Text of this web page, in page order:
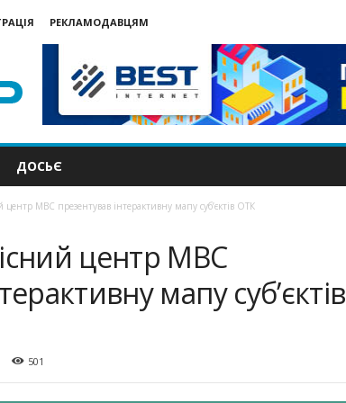
РЕКЛАМОДАВЦЯМ
ДОСЬЄ
центр МВС презентував інтерактивну мапу суб’єктів ОТК
центр МВС
мапу суб’єктів
501